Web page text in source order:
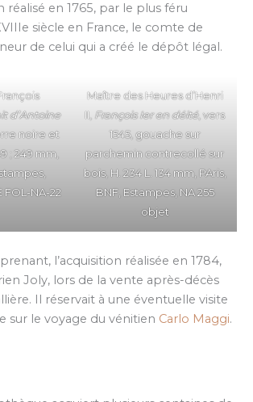
en 1765, par le plus féru
siècle en France, le comte de
de celui qui a créé le dépôt légal.
d’Antoine
noire et
; 249 mm,
FOL-NA-22
Maître des Heures d’Henri
II, François Ier en déité, vers
1545, gouache sur
parchemin contrecollé sur
bois, H. 234 L. 134 mm, PAris,
BNF, Estampes, NA 255
objet
l’acquisition réalisée en 1784,
Joly, lors de la vente après-décès
Il réservait à une éventuelle visite
sur le voyage du vénitien Carlo Maggi.